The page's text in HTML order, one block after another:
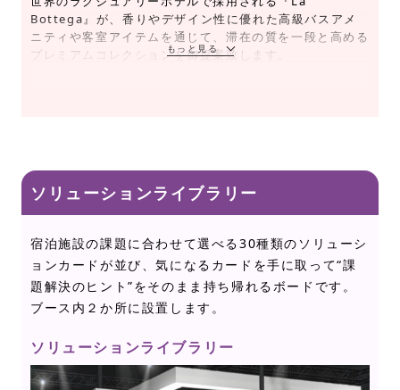
Bottega』が、香りやデザイン性に優れた高級バスアメ
ニティや客室アイテムを通じて、滞在の質を一段と高める
プレミアムコレクションを御提案致します。
ソリューションライブラリー
宿泊施設の課題に合わせて選べる30種類のソリューシ
ョンカードが並び、気になるカードを手に取って“課
題解決のヒント”をそのまま持ち帰れるボードです。
ブース内２か所に設置します。
ソリューションライブラリー